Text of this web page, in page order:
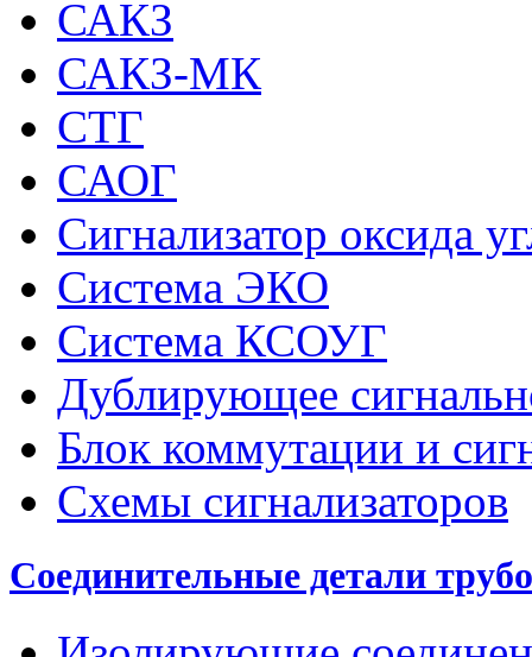
САКЗ
САКЗ-МК
СТГ
САОГ
Сигнализатор оксида
Система ЭКО
Система КСОУГ
Дублирующее
Блок коммутации и
Схемы сигнализаторов
Соединительные детали